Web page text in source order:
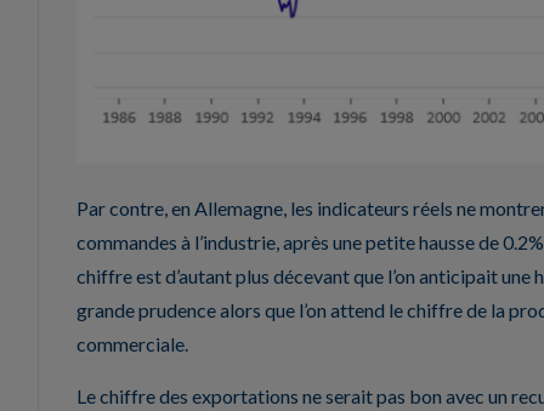
Par contre, en Allemagne, les indicateurs réels ne
commandes à l’industrie, après une petite hausse de
chiffre est d’autant plus décevant que l’on anticipait une
grande prudence alors que l’on attend le chiffre de la
commerciale.
Le chiffre des exportations ne serait pas bon avec un